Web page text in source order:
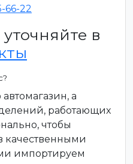
66-22
в
а
работающих
чтобы
качественными
импортируем